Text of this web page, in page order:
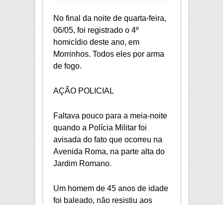
No final da noite de quarta-feira,
06/05, foi registrado o 4º
homicídio deste ano, em
Morrinhos. Todos eles por arma
de fogo.
AÇÃO POLICIAL
Faltava pouco para a meia-noite
quando a Polícia Militar foi
avisada do fato que ocorreu na
Avenida Roma, na parte alta do
Jardim Romano.
Um homem de 45 anos de idade
foi baleado, não resistiu aos